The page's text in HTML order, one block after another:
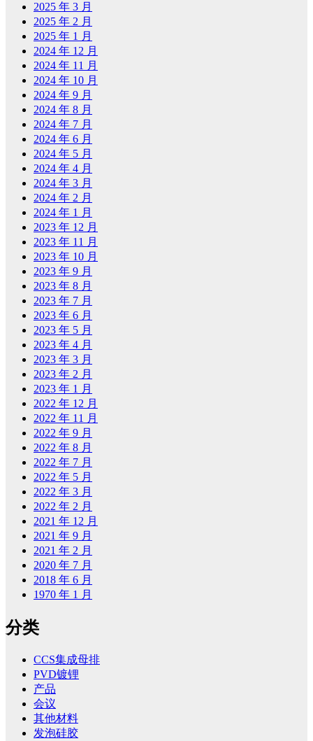
2025 年 3 月
2025 年 2 月
2025 年 1 月
2024 年 12 月
2024 年 11 月
2024 年 10 月
2024 年 9 月
2024 年 8 月
2024 年 7 月
2024 年 6 月
2024 年 5 月
2024 年 4 月
2024 年 3 月
2024 年 2 月
2024 年 1 月
2023 年 12 月
2023 年 11 月
2023 年 10 月
2023 年 9 月
2023 年 8 月
2023 年 7 月
2023 年 6 月
2023 年 5 月
2023 年 4 月
2023 年 3 月
2023 年 2 月
2023 年 1 月
2022 年 12 月
2022 年 11 月
2022 年 9 月
2022 年 8 月
2022 年 7 月
2022 年 5 月
2022 年 3 月
2022 年 2 月
2021 年 12 月
2021 年 9 月
2021 年 2 月
2020 年 7 月
2018 年 6 月
1970 年 1 月
分类
CCS集成母排
PVD镀锂
产品
会议
其他材料
发泡硅胶